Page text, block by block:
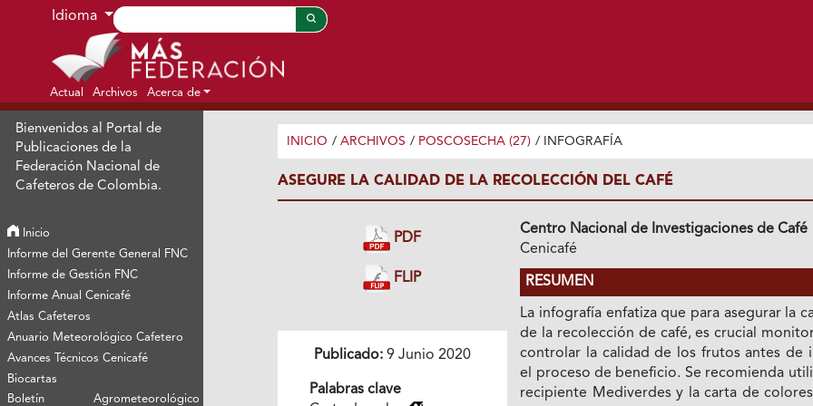
Ir al menú de navegación principal
Ir al contenido principal
Ir al pie de página del sitio
Idioma
Actual Archivos Acerca de
Bienvenidos al Portal de
Publicaciones de la
Federación Nacional de
Cafeteros de Colombia.
Inicio
Informe del Gerente General FNC
Informe de Gestión FNC
Informe Anual Cenicafé
Atlas Cafeteros
Anuario Meteorológico Cafetero
Avances Técnicos Cenicafé
Biocartas
Boletín Agrometeorológico
INICIO / ARCHIVOS / POSCOSECHA (27) / INFOGRAFÍA
ASEGURE LA CALIDAD DE LA RECOLECCIÓN DEL CAFÉ
PDF
FLIP
Publicado:9 Junio 2020
Palabras clave
Centro Nacional de Investigaciones de Café
Cenicafé
RESUMEN
La infografía enfatiza que para asegurar la
de la recolección de café, es crucial
controlar la calidad de los frutos antes de
el proceso de beneficio. Se recomienda
recipiente Mediverdes y la carta de